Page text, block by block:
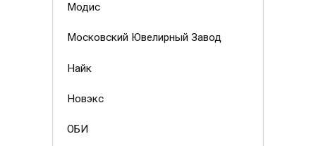
Модис
Московский Ювелирный Завод
Найк
Новэкс
ОБИ